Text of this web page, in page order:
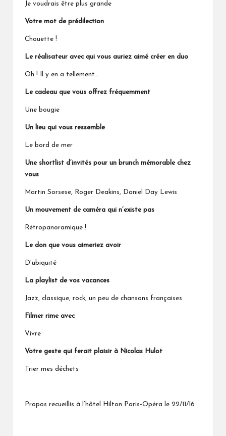
Je voudrais être plus grande
Votre mot de prédilection
Chouette !
Le réalisateur avec qui vous auriez aimé créer en duo
Oh ! Il y en a tellement…
Le cadeau que vous offrez fréquemment
Une bougie
Un lieu qui vous ressemble
Le bord de mer
Une shortlist d’invités pour un brunch mémorable chez
vous
Martin Sorsese, Roger Deakins, Daniel Day Lewis
Un mouvement de caméra qui n’existe pas
Rétropanoramique !
Le don que vous aimeriez avoir
D’ubiquité
La playlist de vos vacances
Jazz, classique, rock, un peu de chansons françaises
Filmer rime avec
Vivre
Votre geste qui ferait plaisir à Nicolas Hulot
Trier mes déchets
Propos recueillis à l’hôtel Hilton Paris-Opéra le 22/11/16